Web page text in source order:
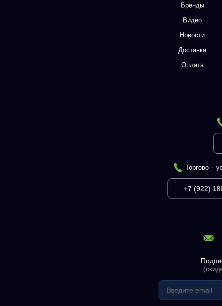
Бренды
Видео
Новости
Доставка
Оплата
Торгово –
+7 (922)